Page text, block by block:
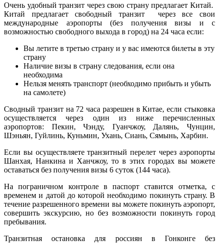
Очень удобный транзит через свою страну предлагает Китай.
Китай предлагает свободный транзит через все свои
международные аэропорты (без получения визы и с
возможностью свободного выхода в город) на 24 часа если:
Вы летите в третью страну и у вас имеются билеты в эту
страну
Наличие визы в страну следования, если она
необходима
Нельзя менять транспорт (необходимо прибыть и убыть
на самолете)
Сводный транзит на 72 часа разрешен в Китае, если стыковка
осуществляется через один из ниже перечисленных
аэропортов: Пекин, Чэнду, Гуанчжоу, Далянь, Чунцин,
Шэньян, Гуйлинь, Куньмин, Ухань, Сиань, Сямынь, Харбин.
Если вы осуществляете транзитный перелет через аэропорты
Шанхая, Нанкина и Ханчжоу, то в этих городах вы можете
оставаться без получения визы 6 суток (144 часа).
На пограничном контроле в паспорт ставится отметка, с
временем и датой до которой необходимо покинуть страну. В
течение разрешенного времени вы можете покинуть аэропорт,
совершить экскурсию, но без возможности покинуть город
пребывания.
Транзитная остановка для россиян в Гонконге без